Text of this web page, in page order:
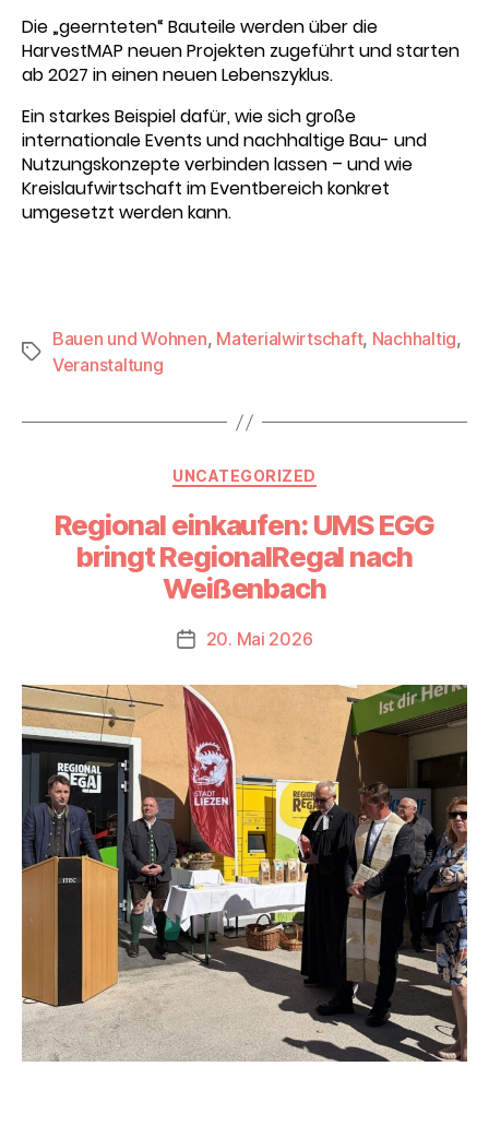
Die „geernteten“ Bauteile werden über die
HarvestMAP neuen Projekten zugeführt und starten
ab 2027 in einen neuen Lebenszyklus.
Ein starkes Beispiel dafür, wie sich große
internationale Events und nachhaltige Bau- und
Nutzungskonzepte verbinden lassen – und wie
Kreislaufwirtschaft im Eventbereich konkret
umgesetzt werden kann.
Schlagwörter
Bauen und Wohnen, Materialwirtschaft, Nachhaltig,
Veranstaltung
Kategorien
UNCATEGORIZED
Regional einkaufen: UMS EGG
bringt RegionalRegal nach
Weißenbach
Beitragsdatum
20. Mai 2026